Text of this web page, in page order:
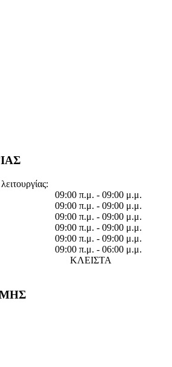
09:00 π.μ. - 09:00 μ.μ.
09:00 π.μ. - 09:00 μ.μ.
09:00 π.μ. - 09:00 μ.μ.
09:00 π.μ. - 09:00 μ.μ.
09:00 π.μ. - 09:00 μ.μ.
09:00 π.μ. - 06:00 μ.μ.
ΚΛΕΙΣΤΑ